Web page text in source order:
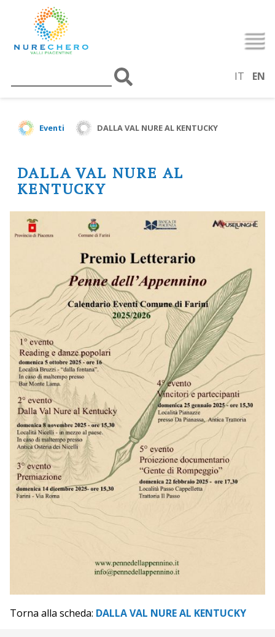
IT EN
Eventi DALLA VAL NURE AL KENTUCKY
DALLA VAL NURE AL
KENTUCKY
Torna alla scheda: DALLA VAL NURE AL KENTUCKY